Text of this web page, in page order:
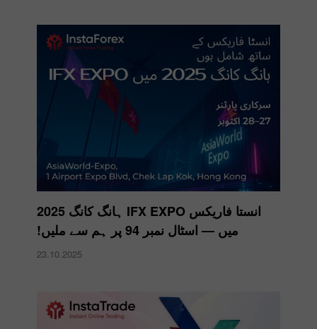
انستا فاریکس IFX EXPO ہانگ کانگ 2025
میں — اسٹال نمبر 94 پر ہم سے ملیں!
23.10.2025